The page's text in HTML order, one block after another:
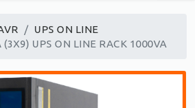
UPS ON LINE
UPS ON LINE RACK 1000VA